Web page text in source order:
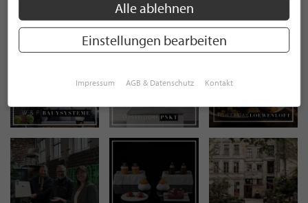
INSTAGRAM
Alle ablehnen
Einstellungen bearbeiten
Impressum AGB & Datenschutz Kontakt